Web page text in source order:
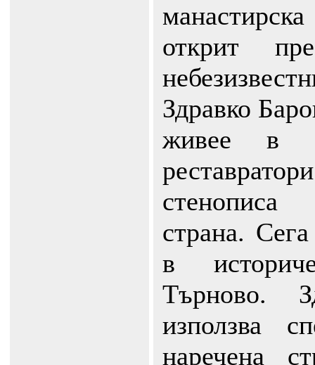
открит
Здравко
живее в
страна.
в
Търново.
използва
наречена